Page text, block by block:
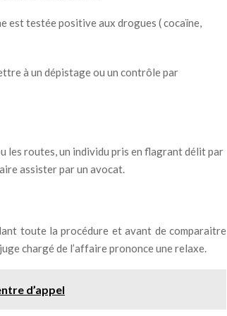
est testée positive aux drogues ( cocaïne,
à un dépistage ou un contrôle par
les routes, un individu pris en flagrant délit par
assister par un avocat.
toute la procédure et avant de comparaitre
chargé de l’affaire prononce une relaxe.
d’appel